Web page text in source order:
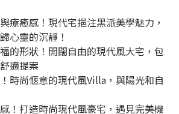
療癒感！現代宅挹注黑派美學魅力，
心靈的沉靜！
的形狀！開闊自由的現代風大宅，包
適提案
時尚愜意的現代風Villa，與陽光和自
！打造時尚現代風豪宅，遇見完美機